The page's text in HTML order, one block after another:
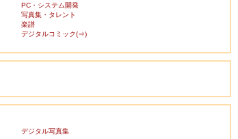
PC・システム開発
写真集・タレント
楽譜
デジタルコミック(⇒)
デジタル写真集